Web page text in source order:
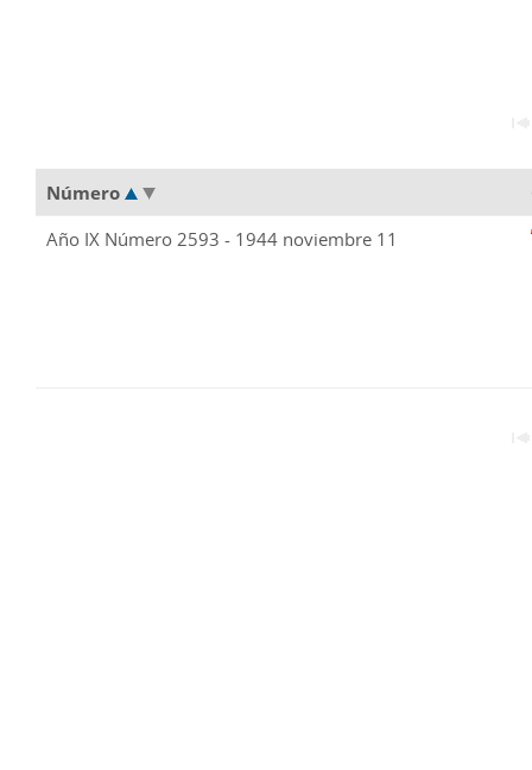
Número
Año IX Número 2593 - 1944 noviembre 11